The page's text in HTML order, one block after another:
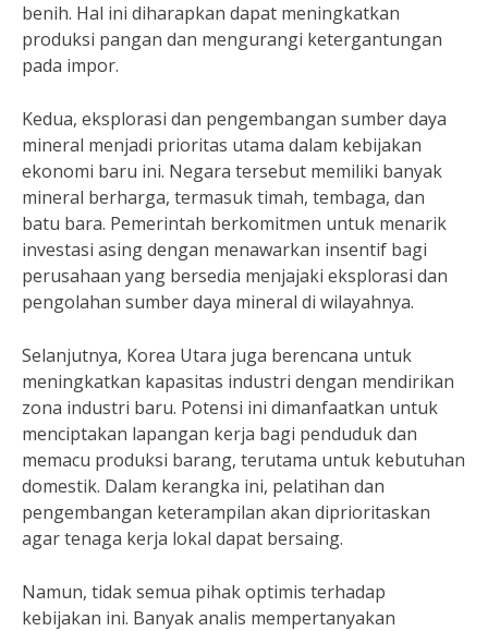
benih. Hal ini diharapkan dapat meningkatkan
produksi pangan dan mengurangi ketergantungan
pada impor.
Kedua, eksplorasi dan pengembangan sumber daya
mineral menjadi prioritas utama dalam kebijakan
ekonomi baru ini. Negara tersebut memiliki banyak
mineral berharga, termasuk timah, tembaga, dan
batu bara. Pemerintah berkomitmen untuk menarik
investasi asing dengan menawarkan insentif bagi
perusahaan yang bersedia menjajaki eksplorasi dan
pengolahan sumber daya mineral di wilayahnya.
Selanjutnya, Korea Utara juga berencana untuk
meningkatkan kapasitas industri dengan mendirikan
zona industri baru. Potensi ini dimanfaatkan untuk
menciptakan lapangan kerja bagi penduduk dan
memacu produksi barang, terutama untuk kebutuhan
domestik. Dalam kerangka ini, pelatihan dan
pengembangan keterampilan akan diprioritaskan
agar tenaga kerja lokal dapat bersaing.
Namun, tidak semua pihak optimis terhadap
kebijakan ini. Banyak analis mempertanyakan